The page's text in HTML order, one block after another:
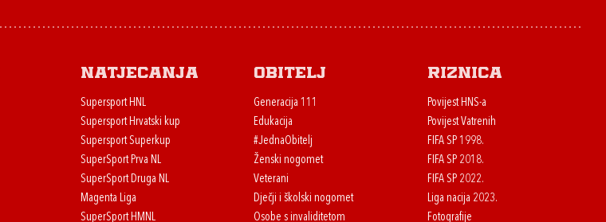
Natjecanja
Supersport HNL
Supersport Hrvatski kup
Supersport Superkup
SuperSport Prva NL
SuperSport Druga NL
Magenta Liga
SuperSport HMNL
Obitelj
Generacija 111
Edukacija
#JednaObitelj
Ženski nogomet
Veterani
Dječji i školski nogomet
Osobe s invaliditetom
Riznica
Povijest HNS-a
Povijest Vatrenih
FIFA SP 1998.
FIFA SP 2018.
FIFA SP 2022.
Liga nacija 2023.
Fotografije